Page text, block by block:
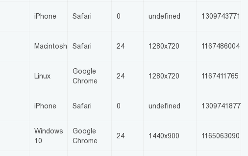
iPhone Safari 0 undefined 1309743771
Macintosh Safari 24 1280x720 1167486004
Linux
Google
Chrome
24 1280x720 1167411765
iPhone Safari 0 undefined 1309741877
Windows
10
Google
Chrome
24 1440x900 1165063090